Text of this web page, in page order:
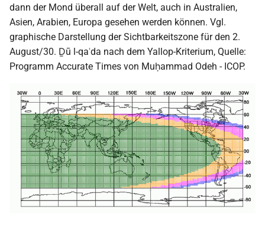
dann der Mond überall auf der Welt, auch in Australien,
Asien, Arabien, Europa gesehen werden können. Vgl.
graphische Darstellung der Sichtbarkeitszone für den 2.
August/30. Ḏū l-qaʿda nach dem Yallop-Kriterium, Quelle:
Programm Accurate Times von Muḥammad Odeh - ICOP.